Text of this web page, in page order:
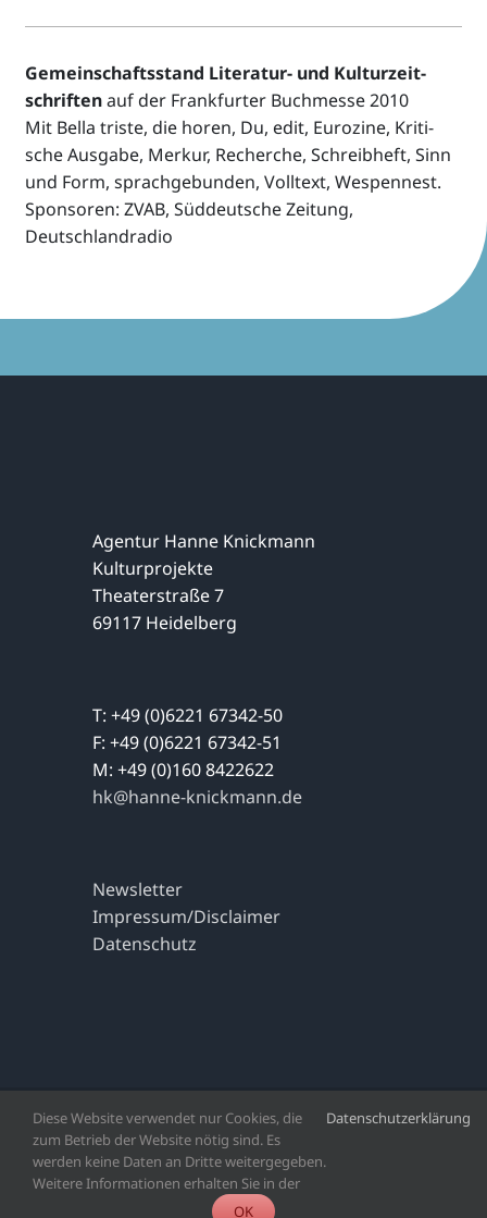
Gemein­schafts­stand Lite­ra­tur- und Kultur­zeit­
schriftenauf der Frank­fur­ter Buch­messe 2010
Mit Bella triste, die horen, Du, edit, Euro­zine, Kriti­
sche Ausgabe, Merkur, Recher­che, Schreib­heft, Sinn
und Form, sprach­ge­bun­den, Voll­text, Wespen­nest.
Spon­so­ren: ZVAB, Süddeut­sche Zeitung,
Deutschlandradio
Agentur Hanne Knickmann
Kulturprojekte
Theaterstraße 7
69117 Heidelberg
T: +49 (0)6221 67342-50
F: +49 (0)6221 67342-51
M: +49 (0)160 8422622
hk@hanne-knickmann.de
Newsletter
Impressum/Disclaimer
Datenschutz
Copyright 2023 | Alle Rechte vorbehalten | Agentur Hanne
Knickmann
Facebook
X
Diese Website verwendet nur Cookies, die
zum Betrieb der Website nötig sind. Es
werden keine Daten an Dritte weitergegeben.
Weitere Informationen erhalten Sie in der
Datenschutzerklärung
OK